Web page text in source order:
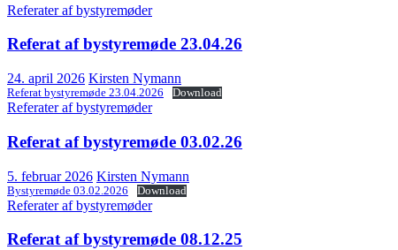
Referater af bystyremøder
Referat af bystyremøde 23.04.26
24. april 2026 Kirsten Nymann
Referat bystyremøde 23.04.2026 Download
Referater af bystyremøder
Referat af bystyremøde 03.02.26
5. februar 2026 Kirsten Nymann
Bystyremøde 03.02.2026 Download
Referater af bystyremøder
Referat af bystyremøde 08.12.25